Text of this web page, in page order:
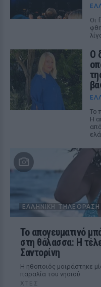
Οι
Ο
Το
Η
ΕΛΛΗΝΙΚΉ ΤΗΛΕΌΡΑΣΗ
Το απογευματινό
στη θάλασσα: Η
Σαντορίνη
Η ηθοποιός μοιράστηκε
παραλία του νησιού
ΧΤΕΣ